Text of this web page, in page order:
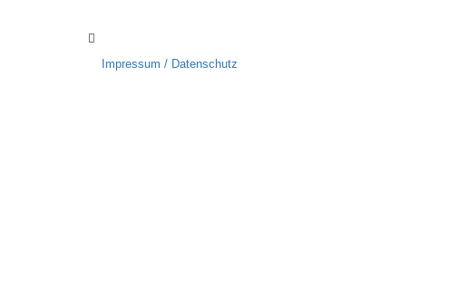
Impressum / Datenschutz